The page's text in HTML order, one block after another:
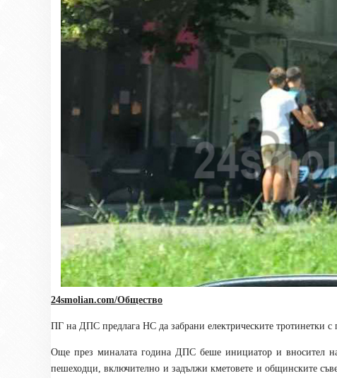
24smolian.com/Общество
ПГ на ДПС предлага НС да забрани електрическите тротинетки
Още през миналата година ДПС беше инициатор и вносител
пешеходци, включително и задължи кметовете и общинските